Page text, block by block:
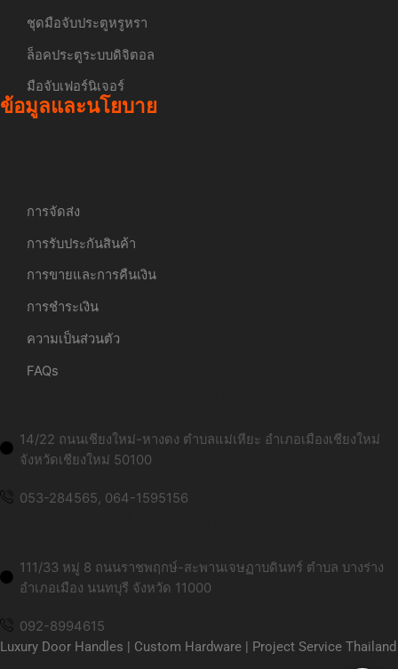
ชุดมือจับประตูหรูหรา
ล็อคประตูระบบดิจิตอล
มือจับเฟอร์นิเจอร์
ข้อมูลและนโยบาย
การจัดส่ง
การรับประกันสินค้า
การขายและการคืนเงิน
การชำระเงิน
ความเป็นส่วนตัว
FAQs
14/22 ถนนเชียงใหม่-หางดง ตำบลแม่เหียะ อำเภอเมืองเชียงใหม่
จังหวัดเชียงใหม่ 50100
053-284565, 064-1595156
111/33 หมู่ 8 ถนนราชพฤกษ์-สะพานเจษฏาบดินทร์ ตำบล บางร่าง
อำเภอเมือง นนทบุรี จังหวัด 11000
092-8994615
Luxury Door Handles | Custom Hardware | Project Service Thailand